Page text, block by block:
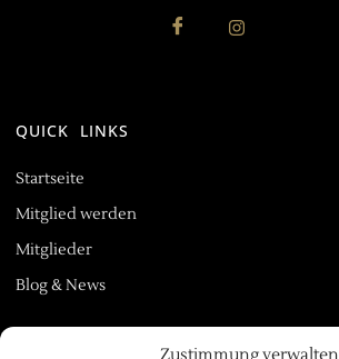
QUICK LINKS
Startseite
Mitglied werden
Mitglieder
Blog & News